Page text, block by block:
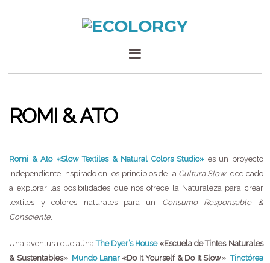
ROMI & ATO
Romi & Ato «Slow Textiles & Natural Colors Studio» es un proyecto
independiente inspirado en los principios de la Cultura Slow, dedicado
a explorar las posibilidades que nos ofrece la Naturaleza para crear
textiles y colores naturales para un Consumo Responsable &
Consciente.
Una aventura que aúnaThe Dyer’s House «Escuela de Tintes Naturales
& Sustentables», Mundo Lanar «Do It Yourself & Do It Slow» ,Tinctórea